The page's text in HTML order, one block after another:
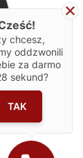
chcesz,
oddzwonili
za darmo
sekund?
TAK